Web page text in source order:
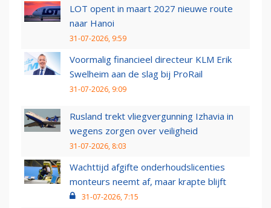
LOT opent in maart 2027 nieuwe route
naar Hanoi
31-07-2026, 9:59
Voormalig financieel directeur KLM Erik
Swelheim aan de slag bij ProRail
31-07-2026, 9:09
Rusland trekt vliegvergunning Izhavia in
wegens zorgen over veiligheid
31-07-2026, 8:03
Wachttijd afgifte onderhoudslicenties
monteurs neemt af, maar krapte blijft
31-07-2026, 7:15